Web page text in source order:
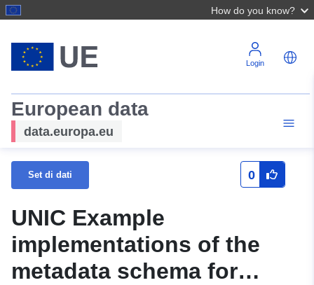
How do you know?
Login
European data
data.europa.eu
Set di dati 0
UNIC Example
implementations of the
metadata schema for